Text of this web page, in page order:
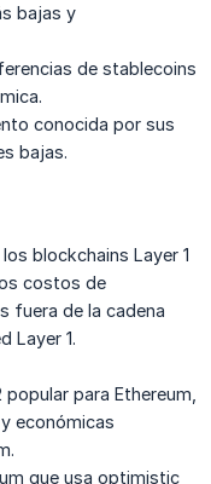
bajas y
de stablecoins
conocida por sus
bajas.
blockchains Layer 1
costos de
fuera de la cadena
Layer 1.
para Ethereum,
económicas
que usa optimistic